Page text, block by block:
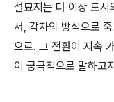
설묘지는 더 이상 도시
서, 각자의 방식으로
으로. 그 전환이 지속
이 궁극적으로 말하고